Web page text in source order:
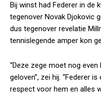
Bij winst had Federer in de
tegenover Novak Djokovic
dus tegenover revelatie
tennislegende amper kon
“Deze zege moet nog
geloven”, zei hij. “Federer
respect voor hem en alles